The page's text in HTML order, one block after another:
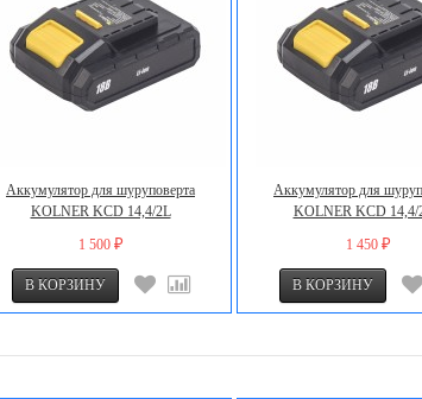
Аккумулятор для шуруповерта
KOLNER KCD 14,4/2L
1 500 ₽
Аккумулятор для
KOLNER KCD 14,4/
1 450 ₽